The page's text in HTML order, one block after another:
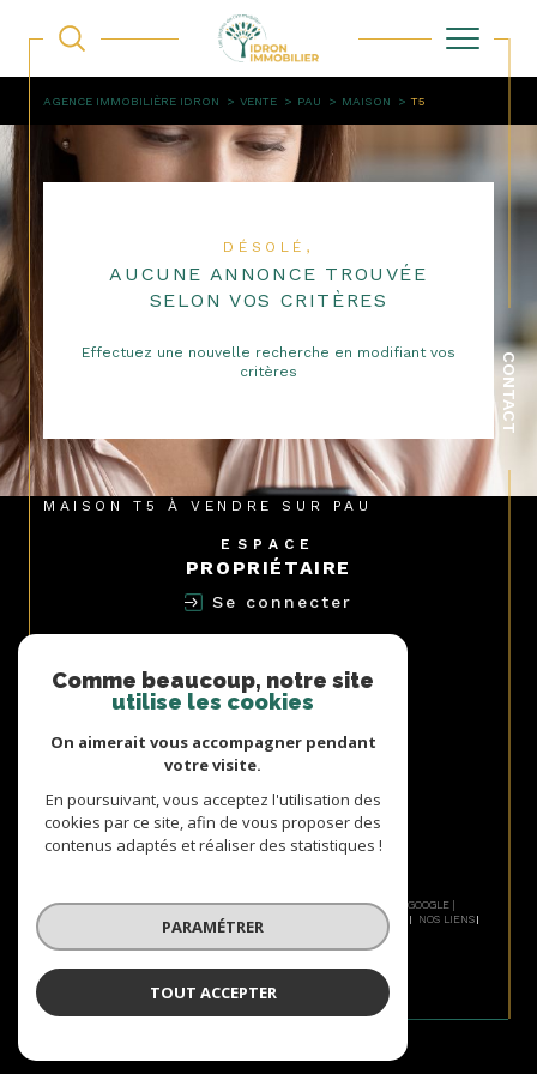
CONTACT
AGENCE IMMOBILIÈRE IDRON VENTE PAU MAISON T5
DÉSOLÉ,
AUCUNE ANNONCE TROUVÉE
SELON VOS CRITÈRES
Effectuez une nouvelle recherche en modifiant vos
critères
MAISON T5 À VENDRE SUR PAU
ESPACE
PROPRIÉTAIRE
Se connecter
ADHÉRONS
AVIS
CLIENTS
© 2026 | TOUS DROITS RÉSERVÉS | TRADUCTION POWERED BY GOOGLE |
PLAN DU SITE ADMIN
NOS LIENS
POLITIQUE RGPD
Comme beaucoup, notre site
utilise les cookies
On aimerait vous accompagner pendant
votre visite.
En poursuivant, vous acceptez l'utilisation des
cookies par ce site, afin de vous proposer des
contenus adaptés et réaliser des statistiques !
PARAMÉTRER
TOUT ACCEPTER